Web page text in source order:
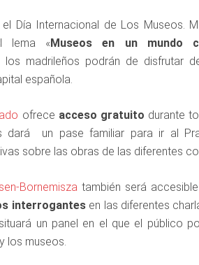
Día Internacional de Los Museos.
lema «Museos en un mundo
los madrileños podrán de disfrutar
española.
ofrece acceso gratuito durante
dará un pase familiar para ir al
sobre las obras de las diferentes
Bornemisza también será
interrogantesen las diferentes
un panel en el que el público
los museos.